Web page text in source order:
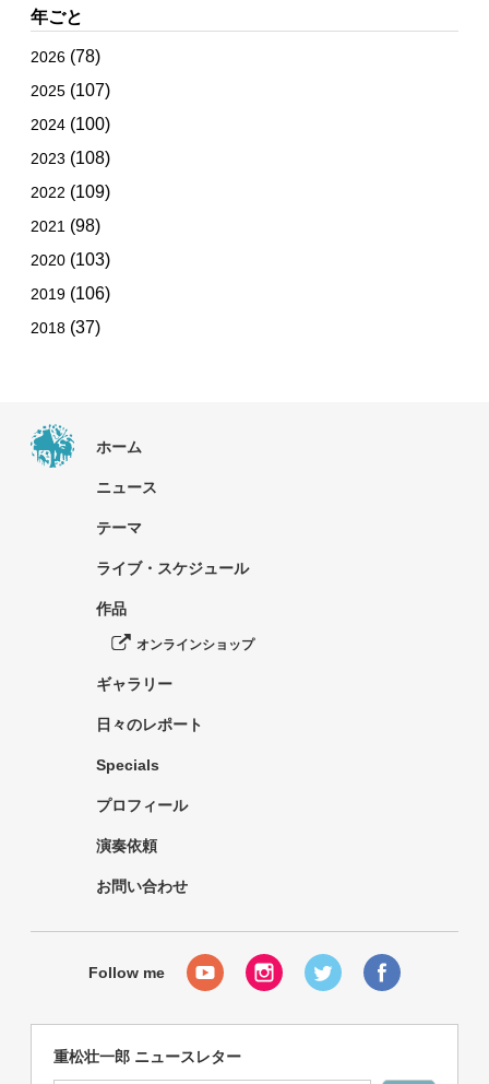
年ごと
2026 (78)
2025 (107)
2024 (100)
2023 (108)
2022 (109)
2021 (98)
2020 (103)
2019 (106)
2018 (37)
ホーム
ニュース
テーマ
ライブ・スケジュール
作品
オンラインショップ
ギャラリー
日々のレポート
Specials
プロフィール
演奏依頼
お問い合わせ
重松壮一郎 ニュースレター